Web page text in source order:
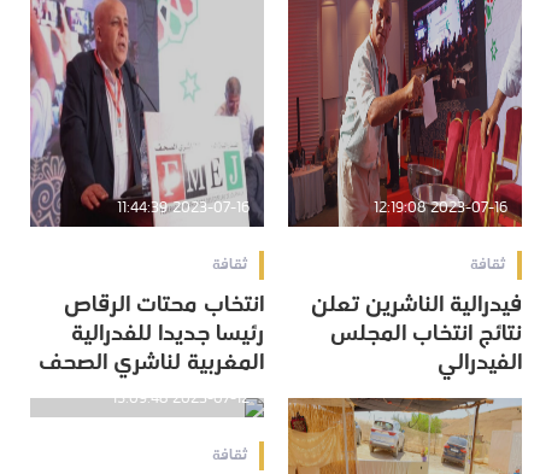
2023-07-16 12:19:08
ثقافة
فيدرالية الناشرين تعلن
نتائج انتخاب المجلس
الفيدرالي
2023-07-16 11:44:39
ثقافة
انتخاب محتات الرقاص
رئيسا جديدا للفدرالية
المغربية لناشري الصحف
2023-07-12 15:09:48
ثقافة